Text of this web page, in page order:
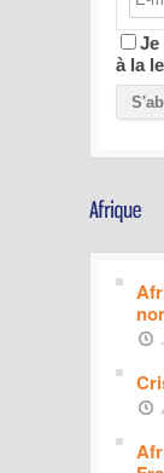
Je
à la